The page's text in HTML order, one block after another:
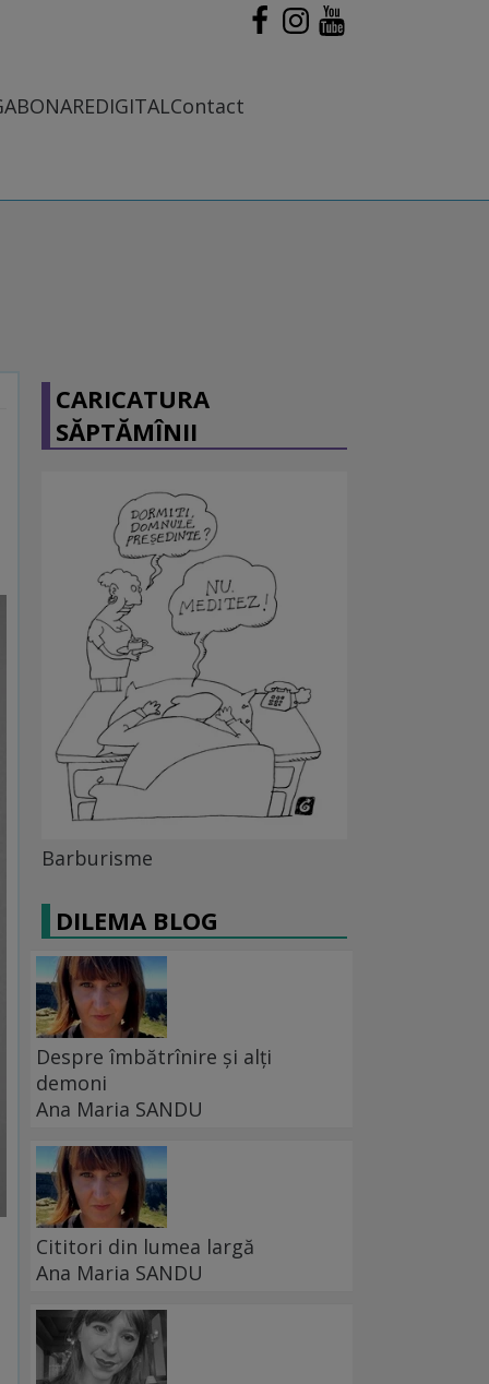
ABONAREDIGITALContact
CARICATURA
SĂPTĂMÎNII
Barburisme
DILEMA BLOG
Despre îmbătrînire și alți
demoni
Ana Maria SANDU
Cititori din lumea largă
Ana Maria SANDU